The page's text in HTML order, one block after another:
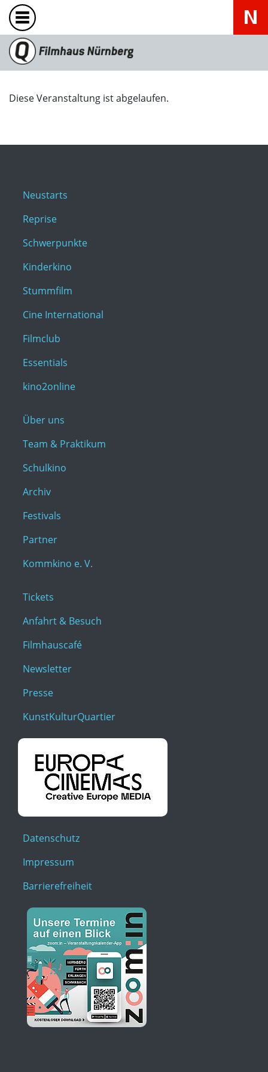
Diese Veranstaltung ist abgelaufen.
Neustarts
Reprise
Schwerpunkte
Kinderkino
Stummfilm
Cine International
Filmclub
Essentials
kino2online
Über uns
Team & Praktikum
Schulkino
Archiv
Festivals
Partner
Kommkino e. V.
Tickets
Anfahrt & Besuch
Filmhauscafé
Newsletter
Presse
KunstKulturQuartier
Datenschutz
Impressum
Barrierefreiheit